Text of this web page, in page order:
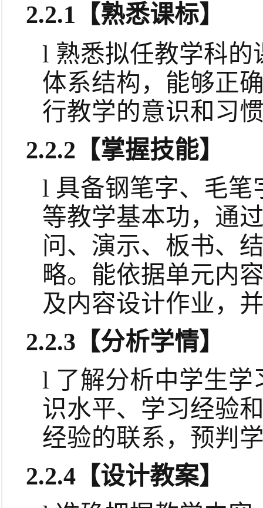
2.2.1 【熟悉课标】
l 熟悉拟任教学科
体系结构，能够正
行教学的意识和习
2.2.2 【掌握技能】
l 具备钢笔字、毛
等教学基本功，通
问、演示、板书、
略。能依据单元内
及内容设计作业，
2.2.3 【分析学情】
l 了解分析中学生
识水平、学习经验
经验的联系，预判
2.2.4 【设计教案】